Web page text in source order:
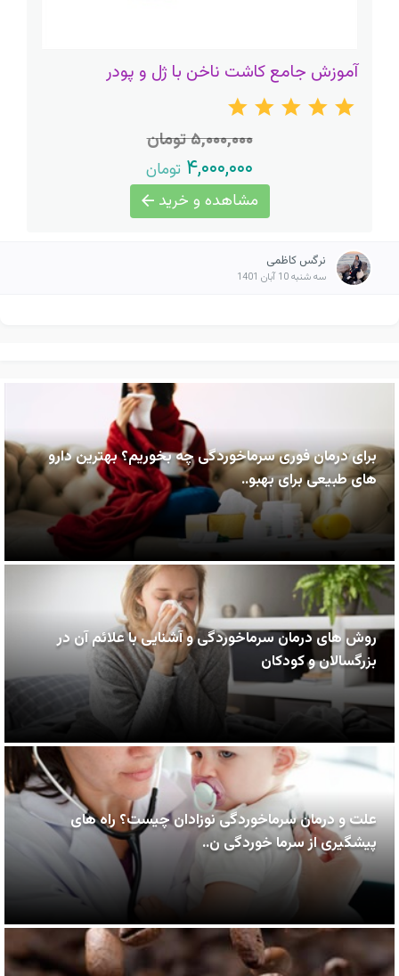
آموزش جامع کاشت ناخن با ژل و پودر
۵,۰۰۰,۰۰۰ تومان
۴,۰۰۰,۰۰۰ تومان
مشاهده و خرید
نرگس کاظمی
سه شنبه 10 آبان 1401
برای درمان فوری سرماخوردگی چه بخوریم؟ بهترین دارو
های طبیعی برای بهبو..
روش های درمان سرماخوردگی و آشنایی با علائم آن در
بزرگسالان و کودکان
علت و درمان سرماخوردگی نوزادان چیست؟ راه های
پیشگیری از سرما خوردگی ن..